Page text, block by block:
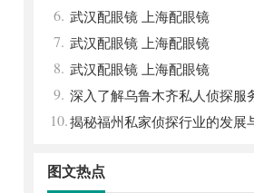
6. 武汉配眼镜 上海配眼镜
7. 武汉配眼镜 上海配眼镜
8. 武汉配眼镜 上海配眼镜
9. 深入了解乌鲁木齐私人侦探服
性与应用领域
10.揭秘福州私家侦探行业的发展
图文热点